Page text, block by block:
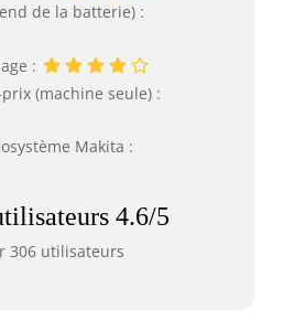
de la batterie) :
:
(machine seule) :
Makita :
4.6/5
306 utilisateurs